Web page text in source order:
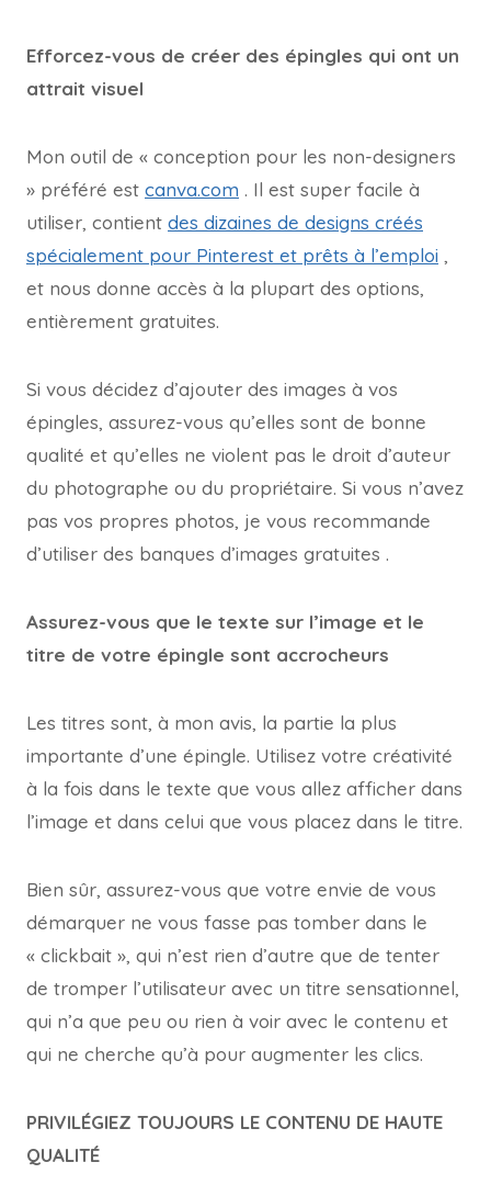
Efforcez-vous de créer des épingles qui ont un
attrait visuel
Mon outil de « conception pour les non-designers
» préféré est canva.com . Il est super facile à
utiliser, contient des dizaines de designs créés
spécialement pour Pinterest et prêts à l’emploi ,
et nous donne accès à la plupart des options,
entièrement gratuites.
Si vous décidez d’ajouter des images à vos
épingles, assurez-vous qu’elles sont de bonne
qualité et qu’elles ne violent pas le droit d’auteur
du photographe ou du propriétaire. Si vous n’avez
pas vos propres photos, je vous recommande
d’utiliser des banques d’images gratuites .
Assurez-vous que le texte sur l’image et le
titre de votre épingle sont accrocheurs
Les titres sont, à mon avis, la partie la plus
importante d’une épingle. Utilisez votre créativité
à la fois dans le texte que vous allez afficher dans
l’image et dans celui que vous placez dans le titre.
Bien sûr, assurez-vous que votre envie de vous
démarquer ne vous fasse pas tomber dans le
« clickbait », qui n’est rien d’autre que de tenter
de tromper l’utilisateur avec un titre sensationnel,
qui n’a que peu ou rien à voir avec le contenu et
qui ne cherche qu’à pour augmenter les clics.
PRIVILÉGIEZ TOUJOURS LE CONTENU DE HAUTE
QUALITÉ